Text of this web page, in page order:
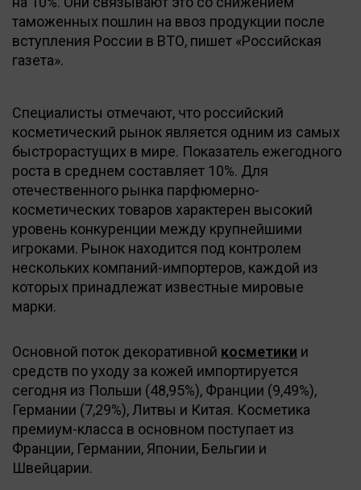
таможенных пошлин на ввоз продукции после
вступления России в ВТО, пишет «Российская
газета».
Специалисты отмечают, что российский
косметический рынок является одним из самых
быстрорастущих в мире. Показатель ежегодного
роста в среднем составляет 10%. Для
отечественного рынка парфюмерно-
косметических товаров характерен высокий
уровень конкуренции между крупнейшими
игроками. Рынок находится под контролем
нескольких компаний-импортеров, каждой из
которых принадлежат известные мировые
марки.
Основной поток декоративной косметики и
средств по уходу за кожей импортируется
сегодня из Польши (48,95%), Франции (9,49%),
Германии (7,29%), Литвы и Китая. Косметика
премиум-класса в основном поступает из
Франции, Германии, Японии, Бельгии и
Швейцарии.